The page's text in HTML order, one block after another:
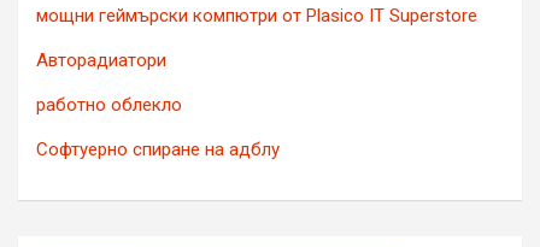
мощни геймърски компютри от Plasico IT Superstore
Авторадиатори
работно облекло
Софтуерно спиране на адблу